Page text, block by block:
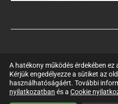
képi információt szerzői jog véd.
készítette: e-Creations web
A hatékony működés érdekében
Kérjük engedélyezze a sütiket az
használhatóságáért. További
nyilatkozatban és a Cookie